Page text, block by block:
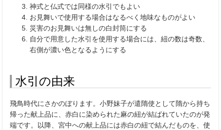
神式と仏式では同様の水引でもよい
お見舞いで使用する場合はなるべく地味なものがよい
災害のお見舞いは無しの白封筒にする
自分で用意した水引を使用する場合には、紐の数は奇数、
右側が濃い色となるようにする
水引の由来
飛鳥時代にさかのぼります。小野妹子が遣隋使として隋から持ち
帰った献上品に、赤白に染められた麻の紐が結ばれていたのが発
端です。以降、宮中への献上品には赤白の紐で結んだものを、使